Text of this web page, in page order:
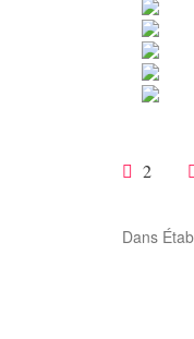
2
Dans